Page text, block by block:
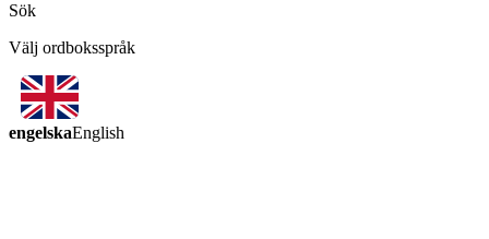
Sök
Välj ordboksspråk
engelskaEnglish